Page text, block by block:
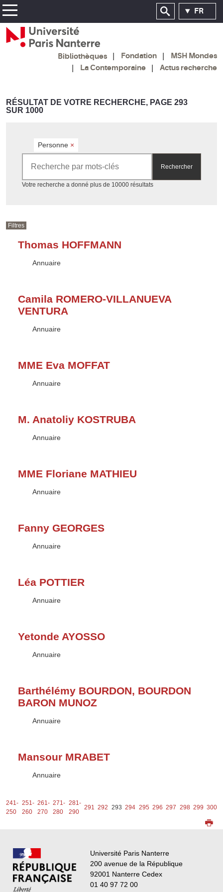
FR
Bibliothèques Fondation
MSH Mondes
La Contemporaine
Actus recherche
RÉSULTAT DE VOTRE RECHERCHE, PAGE 293
SUR 1000
Personne ×
Rechercher
Votre recherche a donné plus de 10000 résultatsAccéder aux résultats
Filtres
Thomas HOFFMANN
Type :
Annuaire
Camila ROMERO-VILLANUEVA
VENTURA
Type :
Annuaire
MME Eva MOFFAT
Type :
Annuaire
M. Anatoliy KOSTRUBA
Type :
Annuaire
MME Floriane MATHIEU
Type :
Annuaire
Fanny GEORGES
Type :
Annuaire
Léa POTTIER
Type :
Annuaire
Yetonde AYOSSO
Type :
Annuaire
Barthélémy BOURDON, BOURDON
BARON MUNOZ
Type :
Annuaire
Mansour MRABET
Type :
Annuaire
241-
250
251-
260
261-
270
271-
280
281-
290
291 292 293 294 295 296 297 298 299 300
Université Paris Nanterre
200 avenue de la République
92001 Nanterre Cedex
01 40 97 72 00